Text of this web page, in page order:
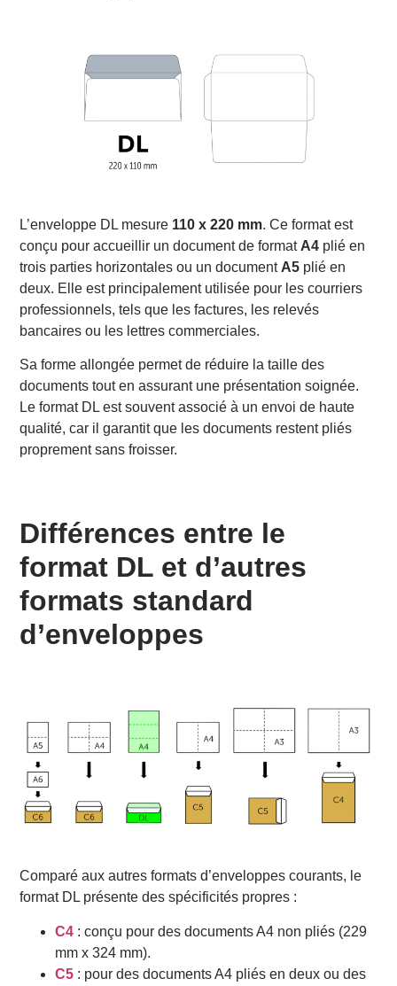
Pourquoi utiliser des enveloppes DL dans un cadre
professionnel ?
Conclusion
L’enveloppe DL mesure 110 x 220 mm. Ce format est
conçu pour accueillir un document de format A4 plié en
trois parties horizontales ou un document A5 plié en
deux. Elle est principalement utilisée pour les courriers
professionnels, tels que les factures, les relevés
bancaires ou les lettres commerciales.
Sa forme allongée permet de réduire la taille des
documents tout en assurant une présentation soignée.
Le format DL est souvent associé à un envoi de haute
qualité, car il garantit que les documents restent pliés
proprement sans froisser.
Différences entre le
format DL et d’autres
formats standard
d’enveloppes
Comparé aux autres formats d’enveloppes courants, le
format DL présente des spécificités propres :
C4 : conçu pour des documents A4 non pliés (229
mm x 324 mm).
C5 : pour des documents A4 pliés en deux ou des